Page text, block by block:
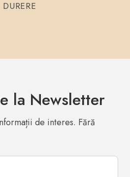
DURERE
la Newsletter
de interes. Fără